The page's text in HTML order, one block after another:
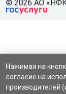
© 2026 АО
Нажимая на
согласие на
производителей